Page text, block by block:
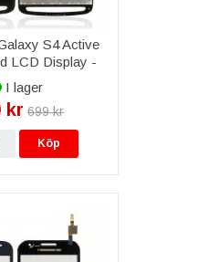
S4 Active
LCD Display -
Grå
I lager
kr 699 kr
Köp